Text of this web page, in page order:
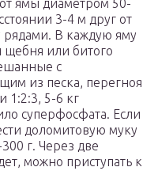
ямы диаметром 50-
3-4 м друг от
рядами. В каждую яму
щебня или битого
с
из песка, перегноя
1:2:3, 5-6 кг
суперфосфата. Если
доломитовую муку
г. Через две
можно приступать к